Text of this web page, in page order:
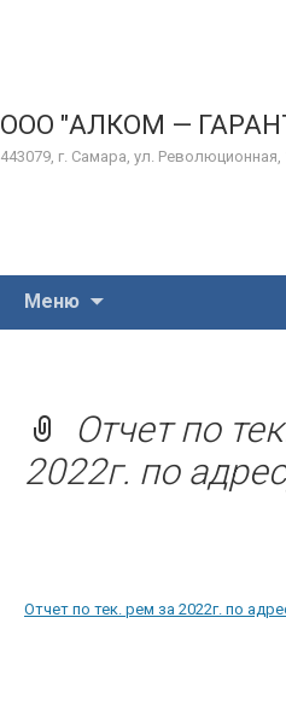
ООО "АЛКОМ —
443079, г. Самара, ул. Революционная,
Меню
Отчет по
2022г. по
Отчет по тек. рем за 2022г. по